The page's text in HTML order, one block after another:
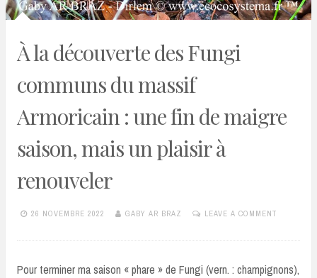
À la découverte des Fungi
communs du massif
Armoricain : une fin de maigre
saison, mais un plaisir à
renouveler
26 NOVEMBRE 2022 GABY AR BRAZ LEAVE A COMMENT
Pour terminer ma saison « phare » de Fungi (vern. : champignons),